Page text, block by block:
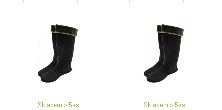
Skladem > 5ks Skladem > 5ks